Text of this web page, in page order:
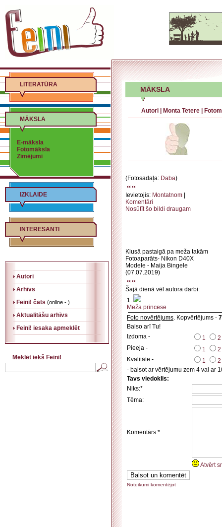
LITERATŪRA
MĀKSLA
E-māksla
Fotomāksla
Zīmējumi
IZKLAIDE
INTERESANTI
Autori
Arhīvs
Feini! čats (online - )
Aktualitāšu arhīvs
Feini! iesaka apmeklēt
Meklēt iekš Feini!
MĀKSLA
Autori Monta Tetere
(Fotosadaļa: Daba)
Ievietojis: Montatnom
Komentāri
Nosūtīt šo bildi draugam
Klusā pastaigā pa meža takām
Fotoaparāts- Nikon D40X
Modele - Maija Bingele
(07.07.2019)
Šajā dienā vēl autora darbi:
1.
Meža princese
Foto novērtējums. Kopvērtējums - 7
Balso arī Tu!
Izdoma -
1
2
Pieeja -
1
2
Kvalitāte -
1
2
- balsot ar vērtējumu zem 4 vai ar
Tavs viedoklis:
Niks:*
Tēma:
Komentārs *
Atvērt
Noteikumi komentējot